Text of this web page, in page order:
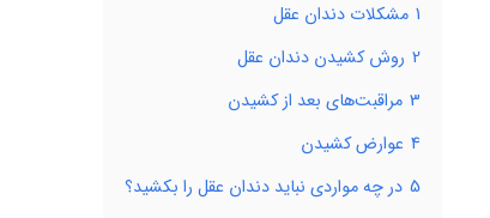
1 مشکلات دندان عقل
2 روش کشیدن دندان عقل
3 مراقبت‌های بعد از کشیدن
4 عوارض کشیدن
5 در چه مواردی نباید دندان عقل را بکشید؟